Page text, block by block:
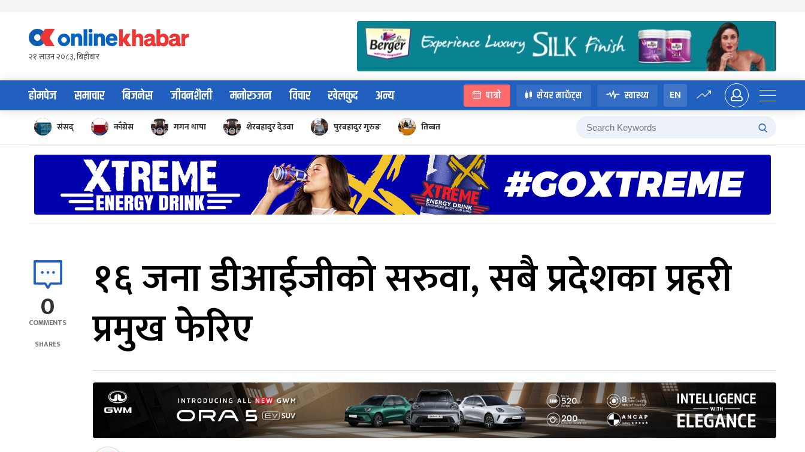
content२१ साउन २०८३, बिहीबार
होमपेज समाचार बिजनेस जीवनशैली मनोरञ्जन विचार खेलकुद अन्य पात्रो सेयर मार्केट्स स्वास्थ्य EN
संसद् काँग्रेस गगन थापा शेरबहादुर देउवा पुरबहादुर गुरुङ तिब्बत
0
COMMENTS
SHARES
१६ जना डीआईजीको सरुवा, सबै प्रदेशका प्रहरी
प्रमुख फेरिए